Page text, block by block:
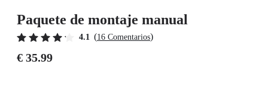
Paquete de montaje manual
4.1 (16 Comentarios)
€ 35.99